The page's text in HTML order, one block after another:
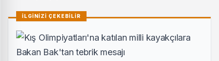
İLGİNİZİ ÇEKEBİLİR